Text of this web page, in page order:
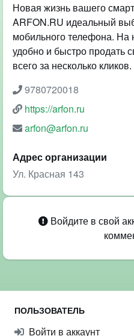
Новая жизнь вашего
ARFON.RU идеальный
мобильного телефона.
удобно и быстро продать
всего за несколько кликов.
9780720018
https://arfon.ru
arfon@arfon.ru
Адрес организации
Ул. Красная 143
Войдите в свой
ПОЛЬЗОВАТЕЛЬ
Войти в аккаунт